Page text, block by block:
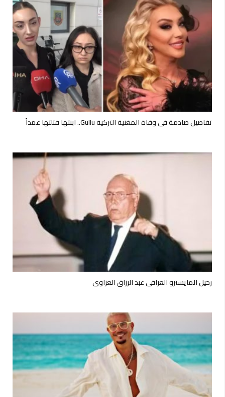
تفاصيل صادمة في وفاة المغنية التركية Güllü.. ابنتها قتلتها عمداً
رحيل المايسترو العراقي عبد الرزاق العزاوي